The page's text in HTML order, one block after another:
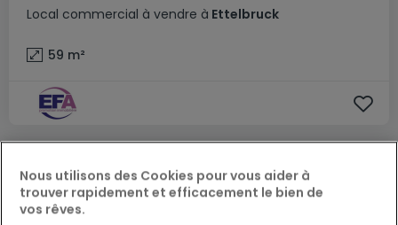
Local commercial à vendre à Ettelbruck
59 m²
Nous utilisons des Cookies pour vous aider à
trouver rapidement et efficacement le bien de
vos rêves.